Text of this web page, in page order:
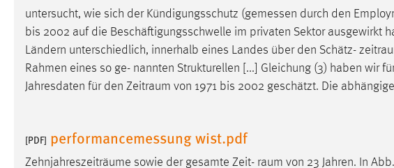
untersucht, wie sich der Kündigungsschutz (gemessen durch den
bis 2002 auf die Beschäftigungsschwelle im privaten Sektor ausgewirkt
Ländern unterschiedlich, innerhalb eines Landes über den Schätz-
Rahmen eines so ge- nannten Strukturellen [...] Gleichung (3) haben wir
Jahresdaten für den Zeitraum von 1971 bis 2002 geschätzt. Die
[PDF] performancemessung wist.pdf
Zehnjahreszeiträume sowie der gesamte Zeit- raum von 23 Jahren. In